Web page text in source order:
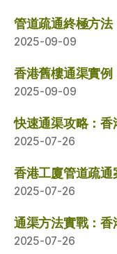
管道疏通終極方
2025-09-09
香港舊樓通渠實
2025-09-09
快速通渠攻略：香
2025-07-26
香港工廈管道疏通
2025-07-26
通渠方法實戰：香
2025-07-26